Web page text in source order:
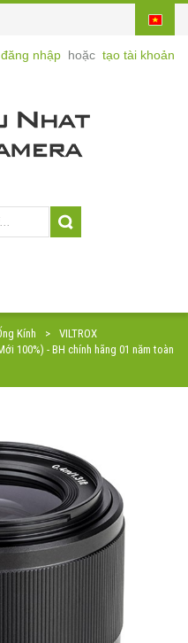
đăng nhập hoặc tạo tài khoản
Kính
VILTROX
100%) - BH chính hãng 01 năm toàn